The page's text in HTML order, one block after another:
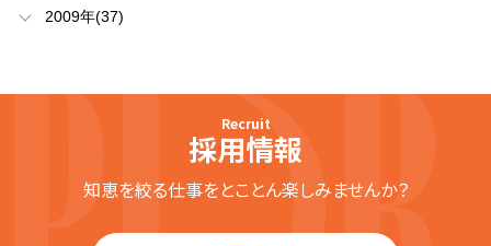
2009年(37)
Recruit
採用情報
知恵を絞る仕事をとことん楽しみませんか？